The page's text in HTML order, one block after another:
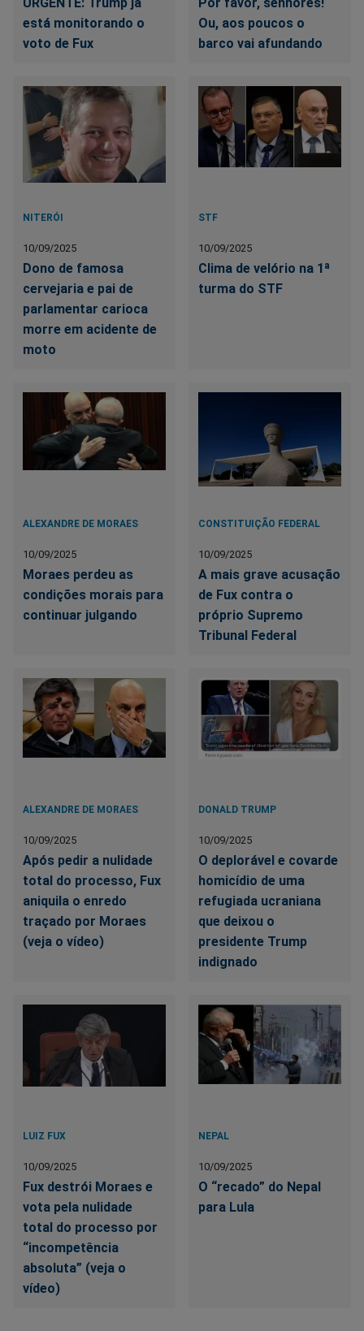
está monitorando o
voto de Fux
Ou, aos poucos o
barco vai afundando
NITERÓI
10/09/2025
Dono de famosa
cervejaria e pai de
parlamentar carioca
morre em acidente de
moto
STF
10/09/2025
Clima de velório na 1ª
turma do STF
ALEXANDRE DE MORAES
10/09/2025
Moraes perdeu as
condições morais para
continuar julgando
CONSTITUIÇÃO FEDERAL
10/09/2025
A mais grave acusação
de Fux contra o
próprio Supremo
Tribunal Federal
ALEXANDRE DE MORAES
10/09/2025
Após pedir a nulidade
total do processo, Fux
aniquila o enredo
traçado por Moraes
(veja o vídeo)
DONALD TRUMP
10/09/2025
O deplorável e covarde
homicídio de uma
refugiada ucraniana
que deixou o
presidente Trump
indignado
LUIZ FUX
10/09/2025
Fux destrói Moraes e
vota pela nulidade
total do processo por
“incompetência
absoluta” (veja o
vídeo)
NEPAL
10/09/2025
O “recado” do Nepal
para Lula